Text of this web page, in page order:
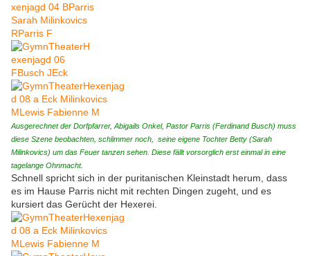
Ausgerechnet der Dorfpfarrer, Abigails Onkel, Pastor Parris (Ferdinand Busch) muss
diese Szene beobachten, schlimmer noch, seine eigene Tochter Betty (Sarah
Milinkovics) um das Feuer tanzen sehen. Diese fällt vorsorglich erst einmal in eine
tagelange Ohnmacht.
Schnell spricht sich in der puritanischen Kleinstadt herum, dass
es im Hause Parris nicht mit rechten Dingen zugeht, und es
kursiert das Gerücht der Hexerei.